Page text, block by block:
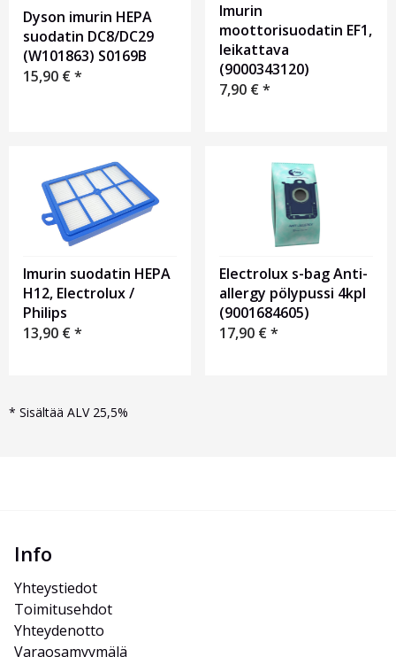
Dyson imurin HEPA
suodatin DC8/DC29
(W101863) S0169B
15,90 €*
Imurin
moottorisuodatin EF1,
leikattava
(9000343120)
7,90 €*
Imurin suodatin HEPA
H12, Electrolux /
Philips
13,90 €*
Electrolux s-bag Anti-
allergy pölypussi 4kpl
(9001684605)
17,90 €*
* Sisältää ALV 25,5%
Info
Yhteystiedot
Toimitusehdot
Yhteydenotto
Varaosamyymälä